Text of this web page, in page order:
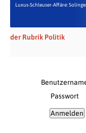
Luxus-Schleuser-Affäre:
der Rubrik Politik
Passwort